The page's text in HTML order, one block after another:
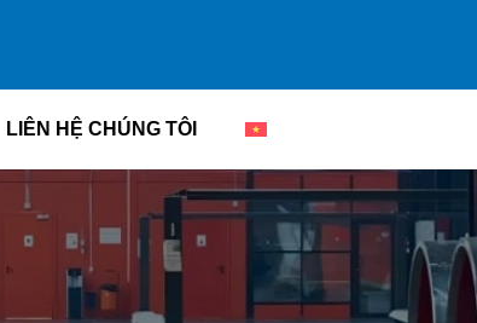
LIÊN HỆ CHÚNG TÔI